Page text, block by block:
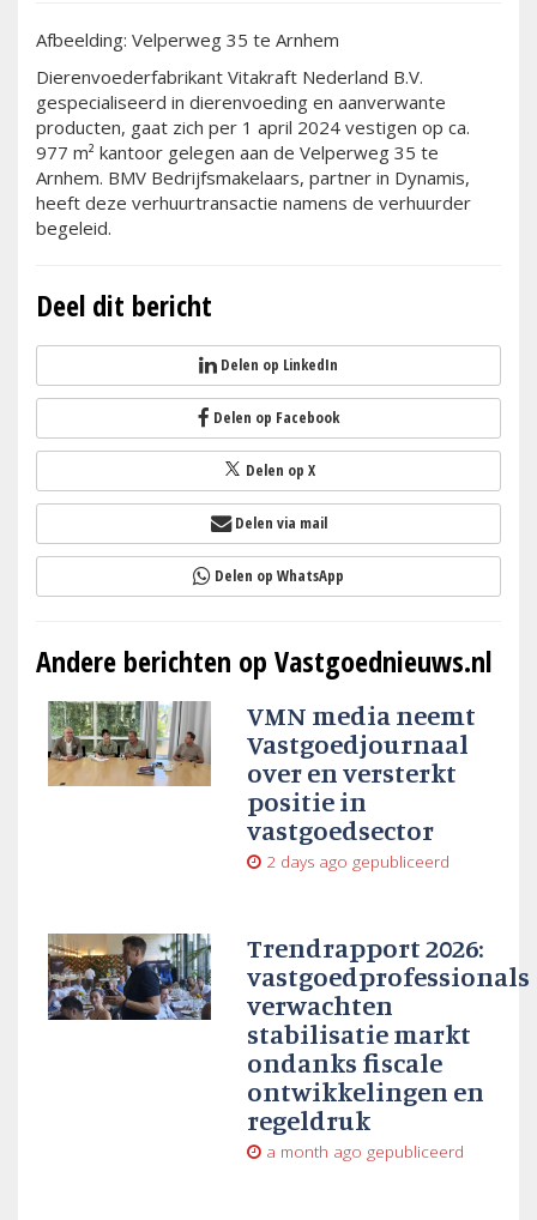
Afbeelding: Velperweg 35 te Arnhem
Dierenvoederfabrikant Vitakraft Nederland B.V.
gespecialiseerd in dierenvoeding en aanverwante
producten, gaat zich per 1 april 2024 vestigen op ca.
977 m² kantoor gelegen aan de Velperweg 35 te
Arnhem. BMV Bedrijfsmakelaars, partner in Dynamis,
heeft deze verhuurtransactie namens de verhuurder
begeleid.
Deel dit bericht
Delen op LinkedIn
Delen op Facebook
Delen op X
Delen via mail
Delen op WhatsApp
Andere berichten op Vastgoednieuws.nl
VMN media neemt
Vastgoedjournaal
over en versterkt
positie in
vastgoedsector
2 days ago gepubliceerd
Trendrapport 2026:
vastgoedprofessionals
verwachten
stabilisatie markt
ondanks fiscale
ontwikkelingen en
regeldruk
a month ago gepubliceerd